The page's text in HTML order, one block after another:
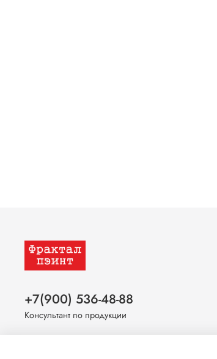
+7(900) 536-48-88
Консультант по продукции